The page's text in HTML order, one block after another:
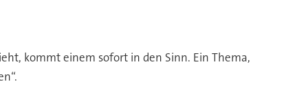
kommt einem sofort in den Sinn. Ein Thema,